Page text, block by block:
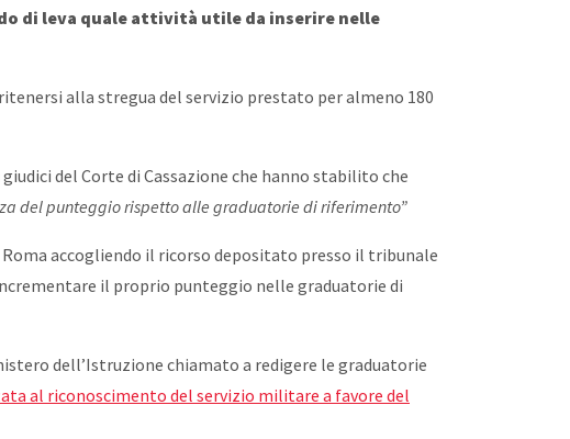
di leva quale attività utile da inserire nelle
alla stregua del servizio prestato per almeno 180
del Corte di Cassazione che hanno stabilito che
del punteggio rispetto alle graduatorie di riferimento”
accogliendo il ricorso depositato presso il tribunale
il proprio punteggio nelle graduatorie di
dell’Istruzione chiamato a redigere le graduatorie
al riconoscimento del servizio militare a favore del